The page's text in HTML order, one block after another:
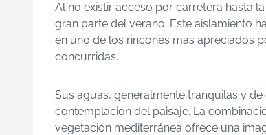
Al no existir acceso por carretera hasta
gran parte del verano. Este aislamiento
en uno de los rincones más apreciados
concurridas.
Sus aguas, generalmente tranquilas y
contemplación del paisaje. La
vegetación mediterránea ofrece una